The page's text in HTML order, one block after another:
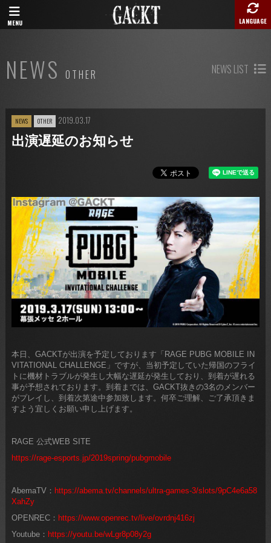
MENU LANGUAGE
NEWS OTHER NEWS LIST
NEWS OTHER 2019.03.17
出演遅延のお知らせ
本日、GACKTが出演を予定しております「RAGE PUBG MOBILE IN
VITATIONAL CHALLENGE」ですが、当初予定していた帰国のフライ
トに機材トラブルが発生し大幅な遅延が発生しており、到着が遅れる
事が予想されております。到着までは、GACKT抜きの3名のメンバー
がプレイし、到着次第途中参加致します。何卒ご理解、ご了承頂きま
すよう宜しくお願い申し上げます。
RAGE 公式WEB SITE
https://rage-esports.jp/2019spring/pubgmobile
AbemaTV： https://abema.tv/channels/ultra-games-3/slots/9pC4e6a58
XahZy
OPENREC： https://www.openrec.tv/live/ovrdnj416zj
Youtube： https://youtu.be/wLgr8p08y2g